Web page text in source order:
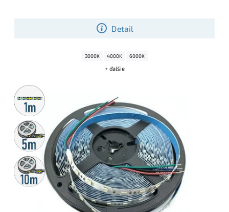
Detail
3000K 4000K 6000K
+ ďalšie
Metrážny
predaj
5m
rolka
10m
rolka